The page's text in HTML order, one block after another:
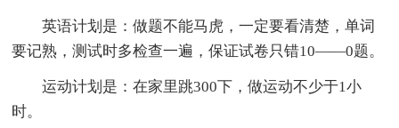
英语计划是：做题不能马虎，一定要看清楚，单词
要记熟，测试时多检查一遍，保证试卷只错10——0题。
运动计划是：在家里跳300下，做运动不少于1小
时。